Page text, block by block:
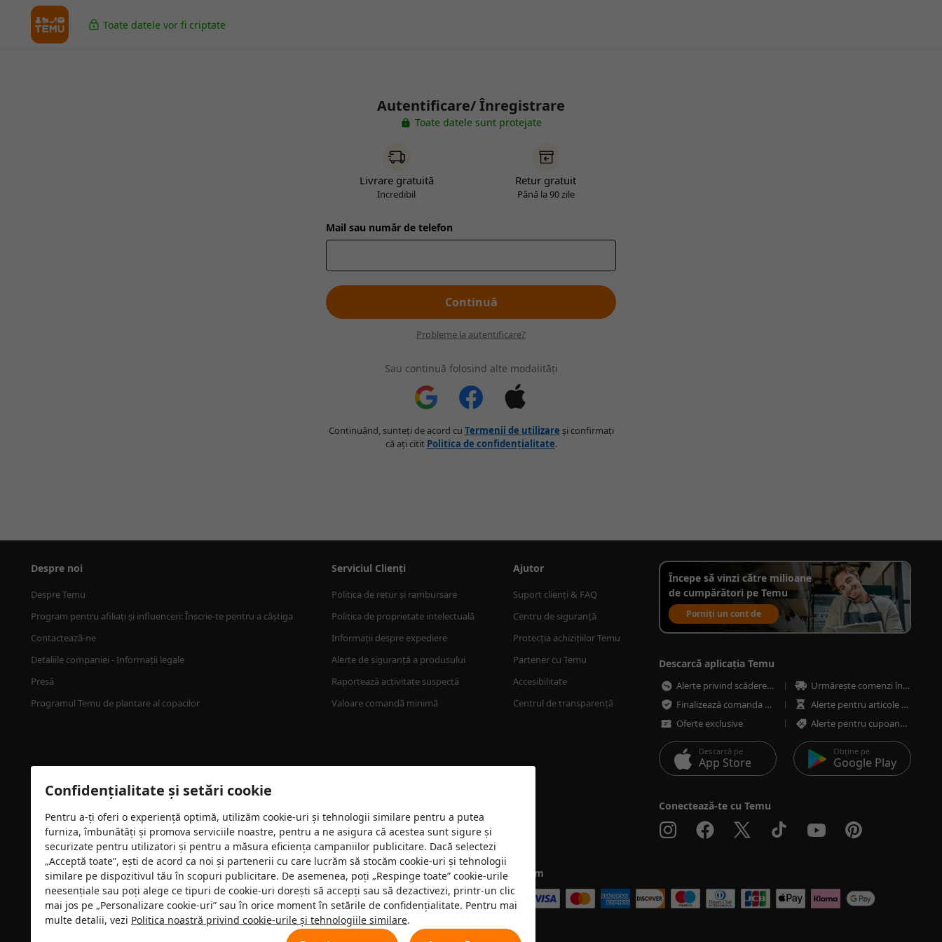
Toate datele vor fi criptate
Autentificare/ Înregistrare
Toate datele sunt protejate
Livrare gratuită
Incredibil
Retur gratuit
Până la 90 zile
Mail sau număr de telefon
Continuă
Probleme la autentificare?
Sau continuă folosind alte modalități
Continuând, sunteți de acord cu Termenii de utilizare și confirmați
că ați citit Politica de confidențialitate.
Despre noi
Despre Temu
Program pentru afiliați și influenceri: Înscrie-te pentru a câștiga
Contactează-ne
Detaliile companiei - Informații legale
Presă
Programul Temu de plantare al copacilor
Serviciul Clienți
Politica de retur și rambursare
Politica de proprietate intelectuală
Informații despre expediere
Alerte de siguranță a produsului
Raportează activitate suspectă
Valoare comandă minimă
Ajutor
Suport clienți & FAQ
Centru de siguranță
Protecția achizițiilor Temu
Partener cu Temu
Accesibilitate
Centrul de transparență
Începe să vinzi către milioane
de cumpărători pe Temu
Porniți un cont de
vânzare
Descarcă aplicația Temu
Alerte privind scăderea prețurilor
Urmărește comenzi în orice moment
Finalizează comanda mai rapid și mai sigur
Alerte pentru articole cu stoc redus
Oferte exclusive
Alerte pentru cupoane și oferte
Descarcă pe
App Store
Obține pe
Google Play
Conectează-te cu Temu
Certificare de securitate Acceptăm
Confidențialitate și setări cookie
Pentru a-ți oferi o experiență optimă, utilizăm cookie-uri și tehnologii similare pentru a putea
furniza, îmbunătăți și promova serviciile noastre, pentru a ne asigura că acestea sunt sigure și
securizate pentru utilizatori și pentru a măsura eficiența campaniilor publicitare. Dacă selectezi
„Acceptă toate”, ești de acord ca noi și partenerii cu care lucrăm să stocăm cookie-uri și tehnologii
similare pe dispozitivul tău în scopuri publicitare. De asemenea, poți „Respinge toate” cookie-urile
neesențiale sau poți alege ce tipuri de cookie-uri dorești să accepți sau să dezactivezi, printr-un clic
mai jos pe „Personalizare cookie-uri” sau în orice moment în setările de confidențialitate. Pentru mai
multe detalii, vezi Politica noastră privind cookie-urile și tehnologiile similare.